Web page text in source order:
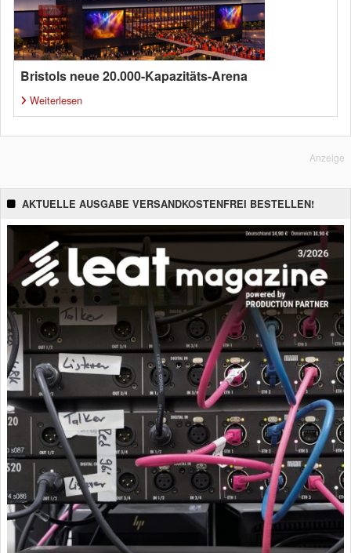
Bristols neue 20.000-Kapazitäts-Arena
Weiterlesen
Anzeige
AKTUELLE AUSGABE VERSANDKOSTENFREI BESTELLEN!